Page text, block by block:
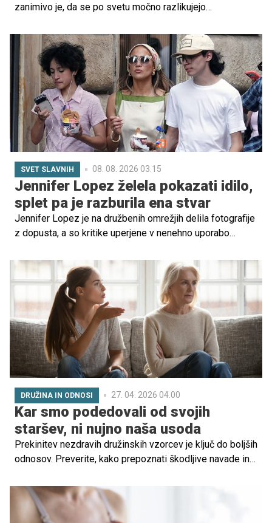
zanimivo je, da se po svetu močno razlikujejo
porodu.
SVET SLAVNIH 08. 08. 2026 03.15
Jennifer Lopez želela pokazati idilo,
splet pa je razburila ena stvar
Jennifer Lopez je na družbenih omrežjih delila fotografije
z dopusta, a so kritike uperjene v nenehno uporabo
DRUŽINA IN ODNOSI 27. 04. 2026 04.00
Kar smo podedovali od svojih
staršev, ni nujno naša usoda
Prekinitev nezdravih družinskih vzorcev je ključ do boljših
odnosov. Preverite, kako prepoznati škodljive navade in